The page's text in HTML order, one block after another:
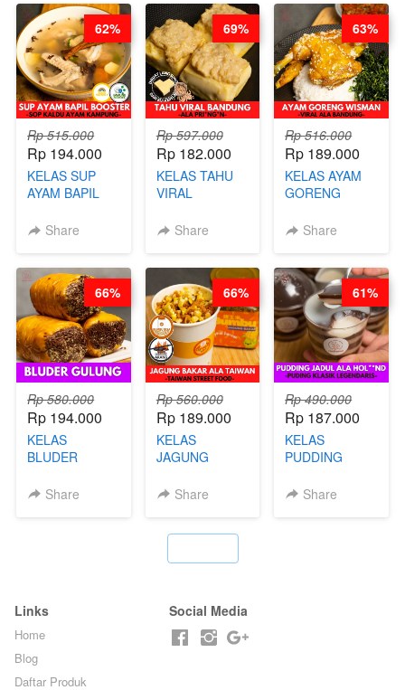
CHEF DITA
BARISTA
ARISUDANA
RENDAH
KALORI
GLUTEN FREE
BY CHEF DITA
Rp 515.000
Rp 194.000
KELAS SUP
AYAM BAPIL
SOP KALDU
CHEF
STEPHANIE
Share
62%
Rp 597.000
Rp 182.000
KELAS TAHU
VIRAL
ALA PRI*NG*N
Share
69%
Rp 516.000
Rp 189.000
KELAS AYAM
GORENG
VIRAL ALA
STEPHANIE
Share
63%
Rp 580.000
Rp 194.000
KELAS
BLUDER
CHEF DITA
Share
66%
Rp 560.000
Rp 189.000
KELAS
JAGUNG
TAIWAN -
FOOD- BY
CHEF
Share
66%
Rp 490.000
Rp 187.000
KELAS
PUDDING
HOL**ND -
Share
61%
Links
Home
Blog
Daftar Produk
Social Media